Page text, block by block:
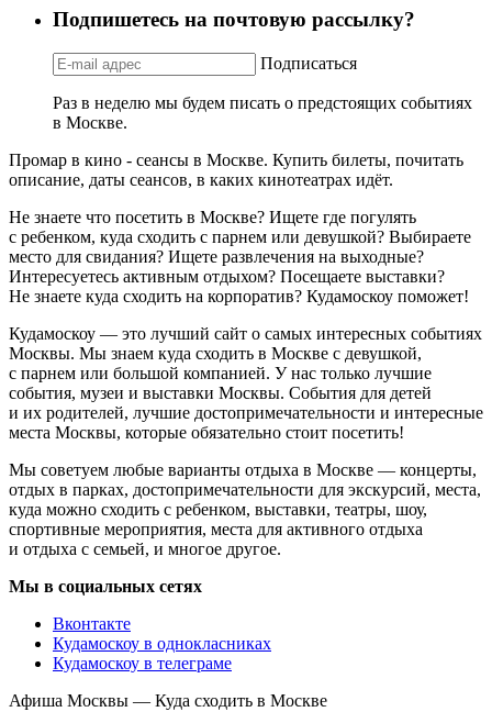
Подпишетесь на почтовую рассылку?
Подписаться
Раз в неделю мы будем писать о предстоящих событиях
в Москве.
Промар в кино - сеансы в Москве. Купить билеты, почитать
описание, даты сеансов, в каких кинотеатрах идёт.
Не знаете что посетить в Москве? Ищете где погулять
с ребенком, куда сходить с парнем или девушкой? Выбираете
место для свидания? Ищете развлечения на выходные?
Интересуетесь активным отдыхом? Посещаете выставки?
Не знаете куда сходить на корпоратив? Кудамоскоу поможет!
Кудамоскоу — это лучший сайт о самых интересных событиях
Москвы. Мы знаем куда сходить в Москве с девушкой,
с парнем или большой компанией. У нас только лучшие
события, музеи и выставки Москвы. События для детей
и их родителей, лучшие достопримечательности и интересные
места Москвы, которые обязательно стоит посетить!
Мы советуем любые варианты отдыха в Москве — концерты,
отдых в парках, достопримечательности для экскурсий, места,
куда можно сходить с ребенком, выставки, театры, шоу,
спортивные мероприятия, места для активного отдыха
и отдыха с семьей, и многое другое.
Мы в социальных сетях
Вконтакте
Кудамоскоу в однокласниках
Кудамоскоу в телеграме
Афиша Москвы — Куда сходить в Москве